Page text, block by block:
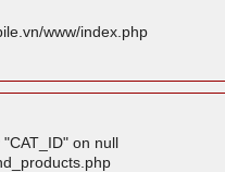
www/index.php
on null